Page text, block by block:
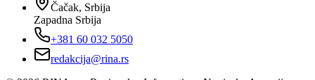
Čačak, Srbija
Zapadna Srbija
+381 60 032 5050
redakcija@rina.rs